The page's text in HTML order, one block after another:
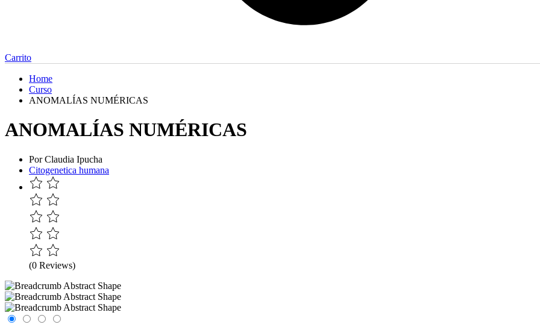
Carrito
Home
Curso
ANOMALÍAS NUMÉRICAS
ANOMALÍAS NUMÉRICAS
Por Claudia Ipucha
Citogenetica humana
(0 Reviews)